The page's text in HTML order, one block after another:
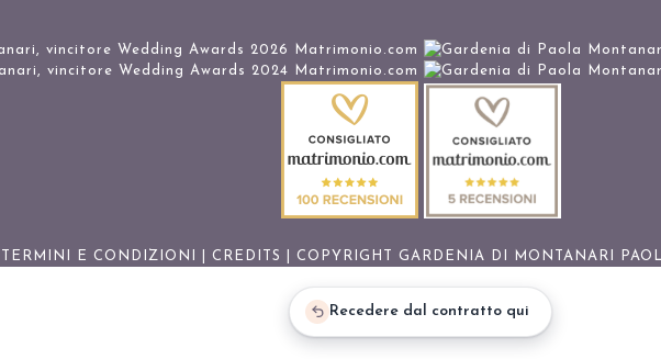
TERMINI E CONDIZIONI CREDITS | COPYRIGHT GARDENIA DI MONTANARI
Recedere dal contratto qui